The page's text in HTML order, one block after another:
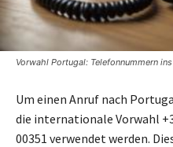
Vorwahl Portugal: Telefonnummern
Um einen Anruf nach
die internationale Vorwahl
00351 verwendet werden.